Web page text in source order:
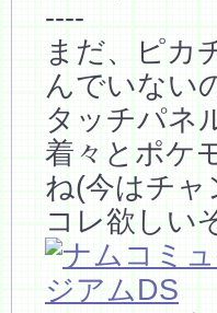
----
まだ、ピカ
んでいない
タッチパネ
着々とポケ
ね(今はチ
コレ欲しい